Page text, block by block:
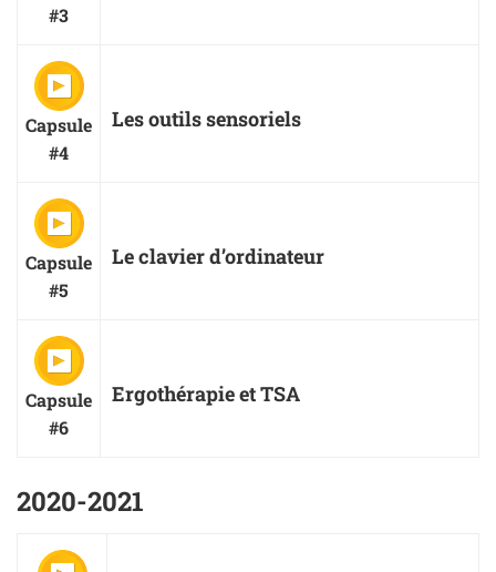
#3
Capsule
#4
Les outils sensoriels
Capsule
#5
Le clavier d’ordinateur
Capsule
#6
Ergothérapie et TSA
2020-2021